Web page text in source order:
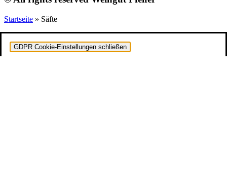
Startseite » Säfte
GDPR Cookie-Einstellungen schließen